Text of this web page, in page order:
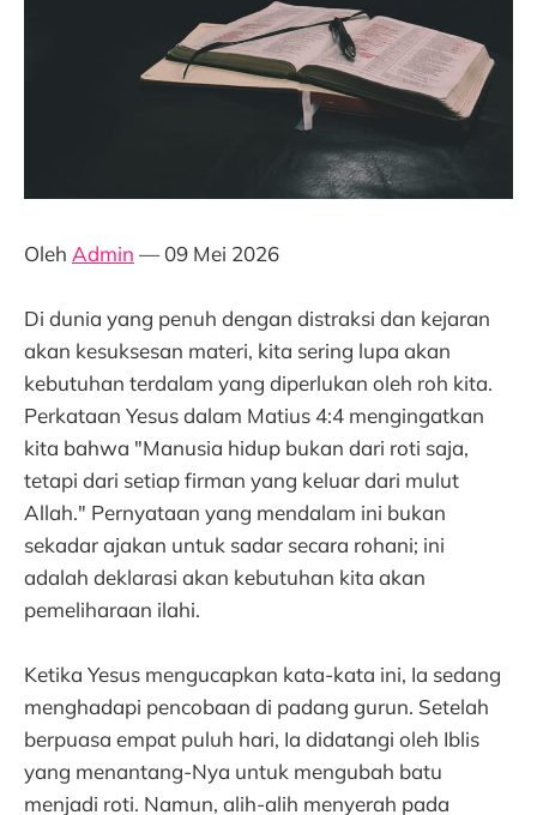
Oleh Admin — 09 Mei 2026
Di dunia yang penuh dengan distraksi dan kejaran
akan kesuksesan materi, kita sering lupa akan
kebutuhan terdalam yang diperlukan oleh roh kita.
Perkataan Yesus dalam Matius 4:4 mengingatkan
kita bahwa "Manusia hidup bukan dari roti saja,
tetapi dari setiap firman yang keluar dari mulut
Allah." Pernyataan yang mendalam ini bukan
sekadar ajakan untuk sadar secara rohani; ini
adalah deklarasi akan kebutuhan kita akan
pemeliharaan ilahi.
Ketika Yesus mengucapkan kata-kata ini, Ia sedang
menghadapi pencobaan di padang gurun. Setelah
berpuasa empat puluh hari, Ia didatangi oleh Iblis
yang menantang-Nya untuk mengubah batu
menjadi roti. Namun, alih-alih menyerah pada